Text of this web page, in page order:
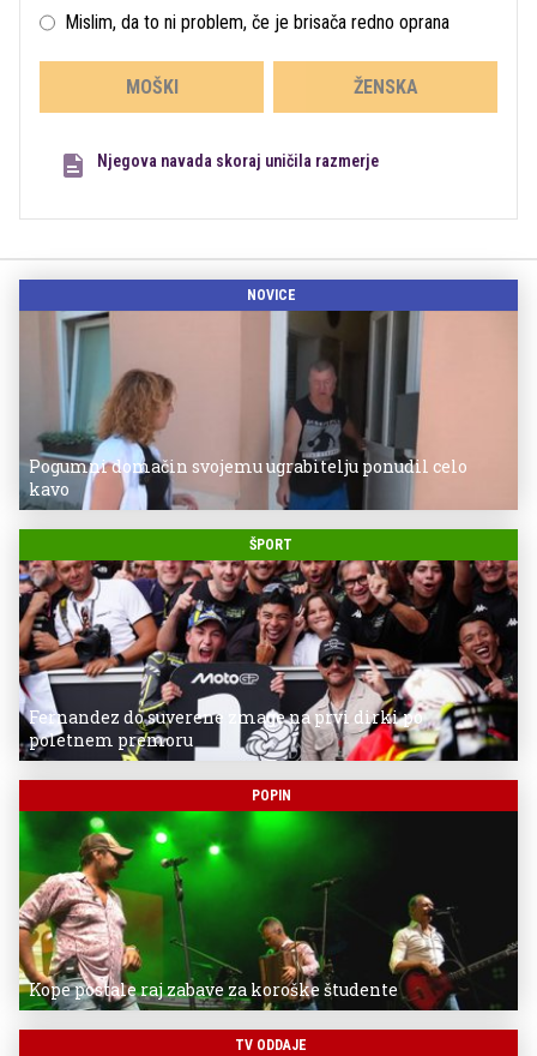
Mislim, da to ni problem, če je brisača redno oprana
MOŠKI ŽENSKA
Njegova navada skoraj uničila razmerje
NOVICE
Pogumni domačin svojemu ugrabitelju ponudil celo
kavo
ŠPORT
Fernandez do suverene zmage na prvi dirki po
poletnem premoru
POPIN
Kope postale raj zabave za koroške študente
TV ODDAJE